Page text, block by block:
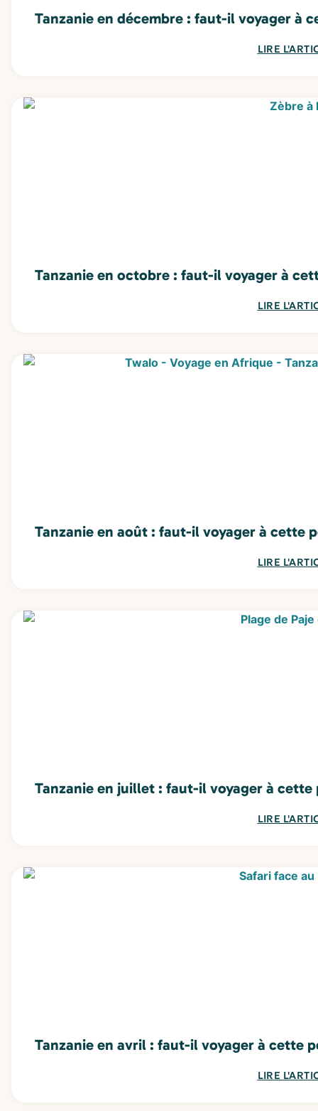
Tanzanie en décembre : faut-il voyager à
LIRE
Tanzanie en octobre : faut-il voyager à
LIRE
Tanzanie en août : faut-il voyager à cette
LIRE
Tanzanie en juillet : faut-il voyager à cette
LIRE
Tanzanie en avril : faut-il voyager à cette
LIRE